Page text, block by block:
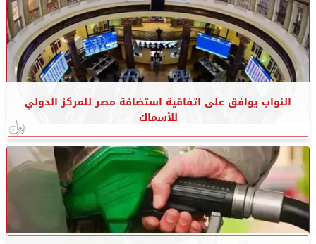
النواب يوافق على اتفاقية استضافة مصر للمركز الدولي
للأسماك